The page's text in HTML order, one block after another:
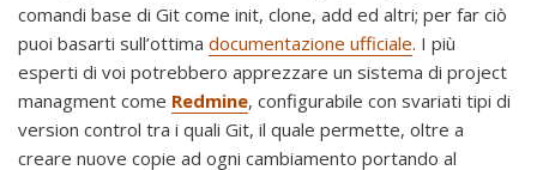
comandi base di Git come init, clone, add ed altri; per far ciò
puoi basarti sull’ottima documentazione ufficiale. I più
esperti di voi potrebbero apprezzare un sistema di project
managment come Redmine, configurabile con svariati tipi di
version control tra i quali Git, il quale permette, oltre a
creare nuove copie ad ogni cambiamento portando al